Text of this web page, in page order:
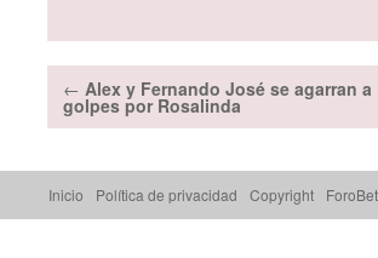
← Alex y Fernando José se agarran a
golpes por Rosalinda
Inicio Política de privacidad Copyright